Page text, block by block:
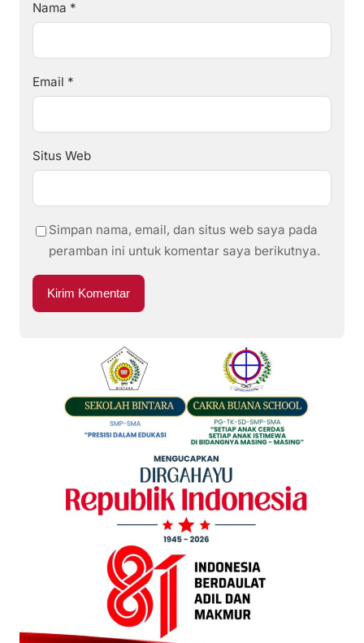
Nama *
Email *
Situs Web
Simpan nama, email, dan situs web saya pada
peramban ini untuk komentar saya berikutnya.